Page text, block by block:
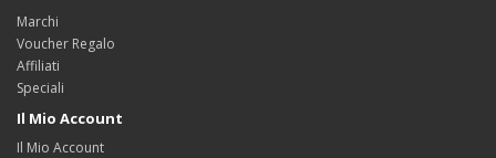
Marchi
Voucher Regalo
Affiliati
Speciali
Il Mio Account
Il Mio Account